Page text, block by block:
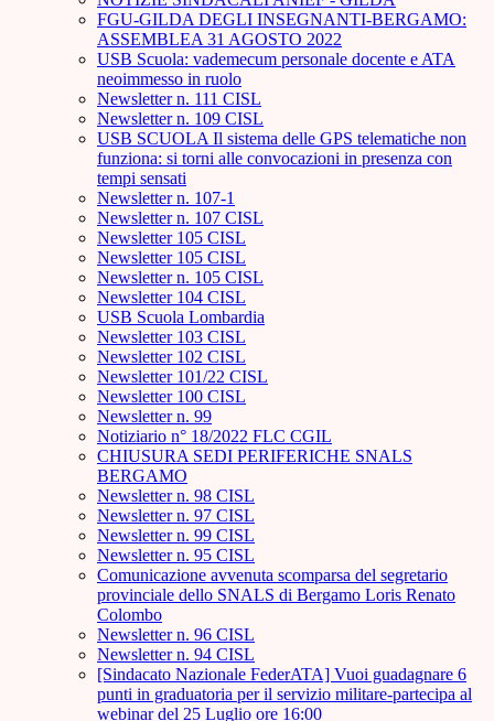
FGU-GILDA DEGLI INSEGNANTI-BERGAMO:
ASSEMBLEA 31 AGOSTO 2022
USB Scuola: vademecum personale docente e ATA
neoimmesso in ruolo
Newsletter n. 111 CISL
Newsletter n. 109 CISL
USB SCUOLA Il sistema delle GPS telematiche non
funziona: si torni alle convocazioni in presenza con
tempi sensati
Newsletter n. 107-1
Newsletter n. 107 CISL
Newsletter 105 CISL
Newsletter 105 CISL
Newsletter n. 105 CISL
Newsletter 104 CISL
USB Scuola Lombardia
Newsletter 103 CISL
Newsletter 102 CISL
Newsletter 101/22 CISL
Newsletter 100 CISL
Newsletter n. 99
Notiziario n° 18/2022 FLC CGIL
CHIUSURA SEDI PERIFERICHE SNALS
BERGAMO
Newsletter n. 98 CISL
Newsletter n. 97 CISL
Newsletter n. 99 CISL
Newsletter n. 95 CISL
Comunicazione avvenuta scomparsa del segretario
provinciale dello SNALS di Bergamo Loris Renato
Colombo
Newsletter n. 96 CISL
Newsletter n. 94 CISL
[Sindacato Nazionale FederATA] Vuoi guadagnare 6
punti in graduatoria per il servizio militare-partecipa al
webinar del 25 Luglio ore 16:00